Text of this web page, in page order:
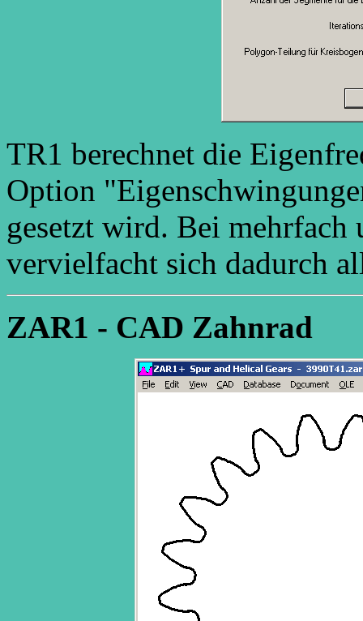
TR1 berechnet die
Option
gesetzt wird. Bei mehrfach
vervielfacht sich dadurch
ZAR1 - CAD Zahnrad